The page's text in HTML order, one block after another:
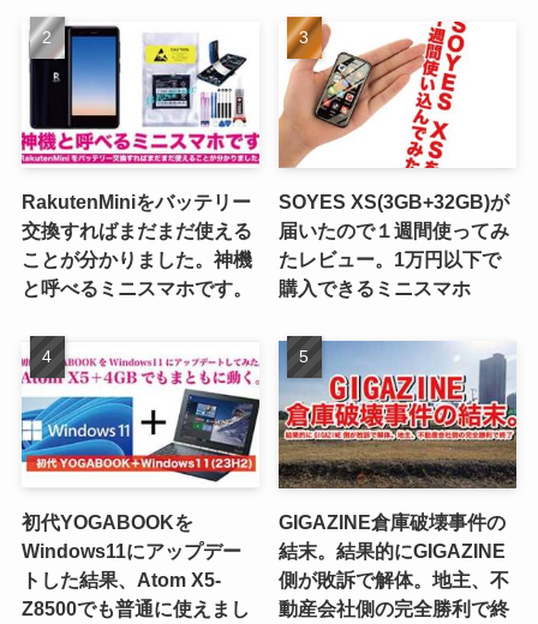
RakutenMiniをバッテリー
交換すればまだまだ使える
ことが分かりました。神機
と呼べるミニスマホです。
SOYES XS(3GB+32GB)が
届いたので１週間使ってみ
たレビュー。1万円以下で
購入できるミニスマホ
初代YOGABOOKを
Windows11にアップデー
トした結果、Atom X5-
Z8500でも普通に使えまし
GIGAZINE倉庫破壊事件の
結末。結果的にGIGAZINE
側が敗訴で解体。地主、不
動産会社側の完全勝利で終